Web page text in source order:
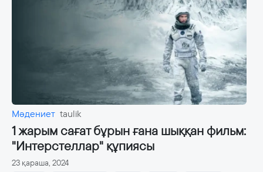
Мәдениет taulik
1 жарым сағат бұрын ғана шыққан фильм:
"Интерстеллар" құпиясы
23 қараша, 2024